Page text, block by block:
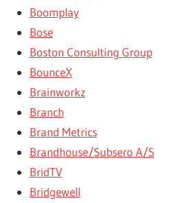
Boomplay
Bose
Boston Consulting Group
BounceX
Brainworkz
Branch
Brand Metrics
Brandhouse/Subsero A/S
BridTV
Bridgewell